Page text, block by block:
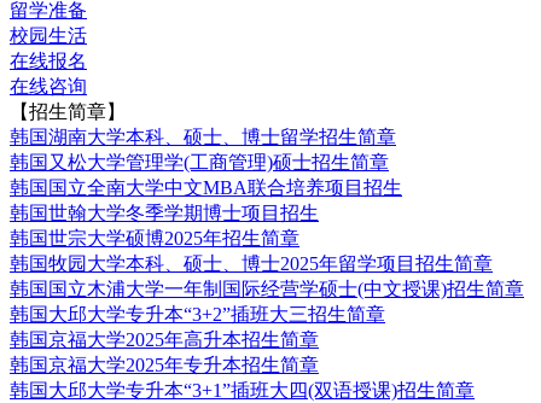
留学准备
校园生活
在线报名
在线咨询
【招生简章】
韩国湖南大学本科、硕士、博士留学招生简章
韩国又松大学管理学(工商管理)硕士招生简章
韩国国立全南大学中文MBA联合培养项目招生
韩国世翰大学冬季学期博士项目招生
韩国世宗大学硕博2025年招生简章
韩国牧园大学本科、硕士、博士2025年留学项目招生简章
韩国国立木浦大学一年制国际经营学硕士(中文授课)招生简章
韩国大邱大学专升本“3+2”插班大三招生简章
韩国京福大学2025年高升本招生简章
韩国京福大学2025年专升本招生简章
韩国大邱大学专升本“3+1”插班大四(双语授课)招生简章